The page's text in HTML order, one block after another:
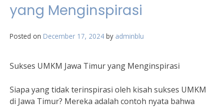
yang Menginspirasi
Posted on December 17, 2024 by adminblu
Sukses UMKM Jawa Timur yang Menginspirasi
Siapa yang tidak terinspirasi oleh kisah sukses UMKM
di Jawa Timur? Mereka adalah contoh nyata bahwa